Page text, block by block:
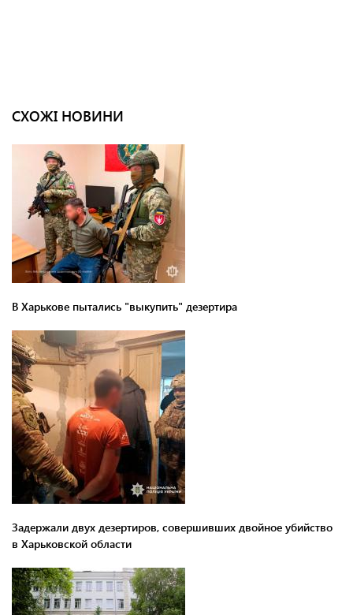
СХОЖІ НОВИНИ
В Харькове пытались "выкупить" дезертира
Задержали двух дезертиров, совершивших двойное убийство
в Харьковской области